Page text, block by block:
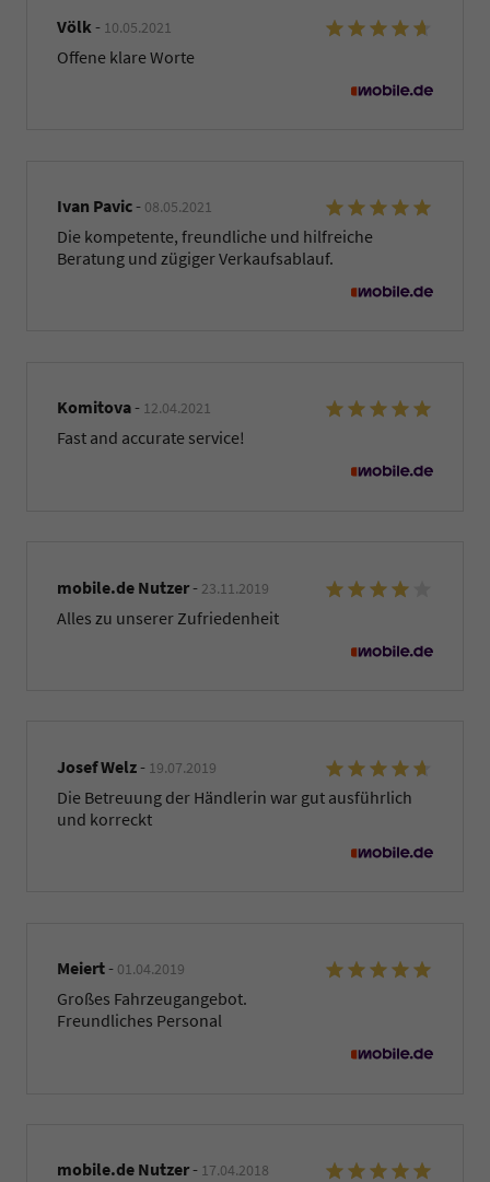
Völk - 10.05.2021
Offene klare Worte
Ivan Pavic- 08.05.2021
Die kompetente, freundliche und hilfreiche
Beratung und zügiger Verkaufsablauf.
Komitova- 12.04.2021
Fast and accurate service!
mobile.de Nutzer- 23.11.2019
Alles zu unserer Zufriedenheit
Josef Welz- 19.07.2019
Die Betreuung der Händlerin war gut ausführlich
und korreckt
Meiert- 01.04.2019
Großes Fahrzeugangebot.
Freundliches Personal
mobile.de Nutzer- 17.04.2018